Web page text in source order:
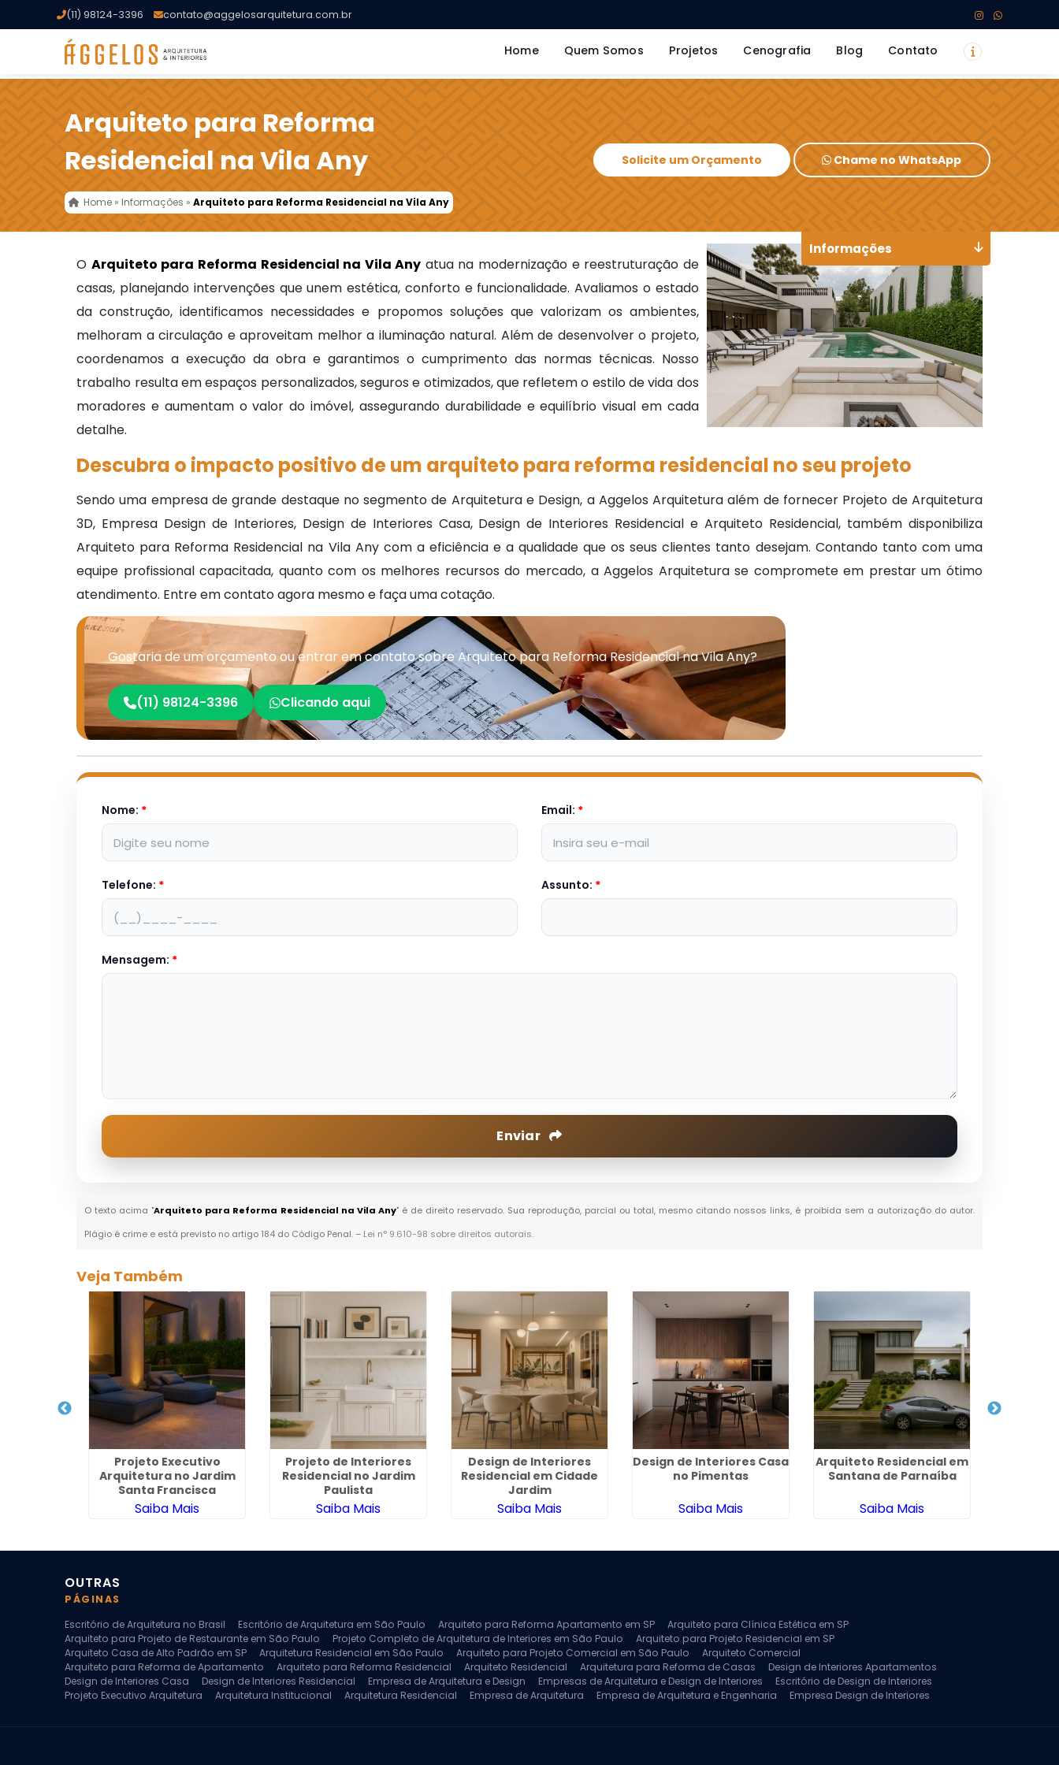
(11) 98124-3396 contato@aggelosarquitetura.com.br
Home Quem Somos Projetos Cenografia Blog Contato
Arquiteto para Reforma
Residencial na Vila Any
Home » Informações »Arquiteto para Reforma Residencial na Vila Any
Solicite um Orçamento Chame no WhatsApp
O Arquiteto para Reforma Residencial na Vila Any atua na modernização e reestruturação de
casas, planejando intervenções que unem estética, conforto e funcionalidade. Avaliamos o estado
da construção, identificamos necessidades e propomos soluções que valorizam os ambientes,
melhoram a circulação e aproveitam melhor a iluminação natural. Além de desenvolver o projeto,
coordenamos a execução da obra e garantimos o cumprimento das normas técnicas. Nosso
trabalho resulta em espaços personalizados, seguros e otimizados, que refletem o estilo de vida dos
moradores e aumentam o valor do imóvel, assegurando durabilidade e equilíbrio visual em cada
detalhe.
Descubra o impacto positivo de um arquiteto para reforma residencial no seu projeto
Sendo uma empresa de grande destaque no segmento de Arquitetura e Design, a Aggelos Arquitetura além de fornecer Projeto de Arquitetura
3D, Empresa Design de Interiores, Design de Interiores Casa, Design de Interiores Residencial e Arquiteto Residencial, também disponibiliza
Arquiteto para Reforma Residencial na Vila Any com a eficiência e a qualidade que os seus clientes tanto desejam. Contando tanto com uma
equipe profissional capacitada, quanto com os melhores recursos do mercado, a Aggelos Arquitetura se compromete em prestar um ótimo
atendimento. Entre em contato agora mesmo e faça uma cotação.
Gostaria de um orçamento ou entrar em contato sobre Arquiteto para Reforma Residencial na Vila Any?
(11) 98124-3396 Clicando aqui
Nome: * Email: *
Telefone: * Assunto: *
Mensagem: *
Enviar
O texto acima "Arquiteto para Reforma Residencial na Vila Any" é de direito reservado. Sua reprodução, parcial ou total, mesmo citando nossos links, é proibida sem a autorização do autor.
Plágio é crime e está previsto no artigo 184 do Código Penal. – Lei n° 9.610-98 sobre direitos autorais.
Informações
Veja Também
Projeto Executivo
Arquitetura no Jardim
Santa Francisca
Saiba Mais
Projeto de Interiores
Residencial no Jardim
Paulista
Saiba Mais
Design de Interiores
Residencial em Cidade
Jardim
Saiba Mais
Design de Interiores Casa
no Pimentas
Saiba Mais
Arquiteto Residencial em
Santana de Parnaíba
Saiba Mais
OUTRAS
PÁGINAS
Escritório de Arquitetura no Brasil
Escritório de Arquitetura em São Paulo Arquiteto para Reforma Apartamento em SP
Arquiteto para Clínica Estética em SP
Arquiteto para Projeto de Restaurante em São Paulo
Projeto Completo de Arquitetura de Interiores em São Paulo
Arquiteto para Projeto Residencial em SP
Arquiteto Casa de Alto Padrão em SP
Arquitetura Residencial em São Paulo Arquiteto para Projeto Comercial em São Paulo
Arquiteto Comercial
Arquiteto para Reforma de Apartamento
Arquiteto para Reforma Residencial Arquiteto Residencial Arquitetura para Reforma de Casas
Design de Interiores Apartamentos
Design de Interiores Casa
Design de Interiores Residencial Empresa de Arquitetura e Design Empresas de Arquitetura e Design de Interiores
Escritório de Design de Interiores
Projeto Executivo Arquitetura
Arquitetura Institucional Arquitetura Residencial Empresa de Arquitetura Empresa de Arquitetura e Engenharia
Empresa Design de Interiores